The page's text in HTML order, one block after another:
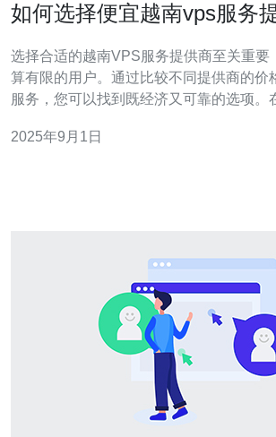
如何选择便宜越南vps服务
选择合适的越南VPS服务提供商至关重要
算有限的用户。通过比较不同提供商的价
服务，您可以找到既经济又可靠的选项。
荐的首选。 了解VPS的基本概念 在选择VPS服务之前，了
2025年9月1日